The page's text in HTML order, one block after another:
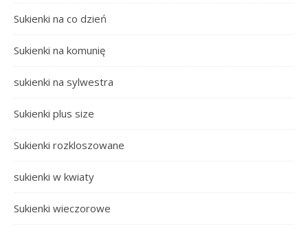
Sukienki na co dzień
Sukienki na komunię
sukienki na sylwestra
Sukienki plus size
Sukienki rozkloszowane
sukienki w kwiaty
Sukienki wieczorowe